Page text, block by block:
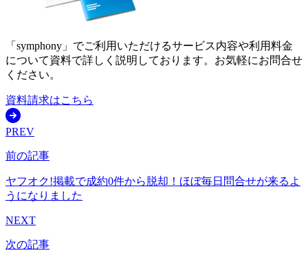
「symphony」でご利用いただけるサービス内容や利用料金
について資料で詳しく説明しております。お気軽にお問合せ
ください。
資料請求はこちら
PREV
前の記事
ヤフオク!掲載で成約0件から脱却！ほぼ毎日問合せが来るよ
うになりました
NEXT
次の記事